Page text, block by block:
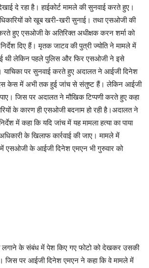
दे रहा है। हाईकोर्ट मामले की सुनवाई करते हुए।
को खूब खरी-खरी सुनाई। तथा एसओजी की
हुए एसओजी के अतिरिक्त अधीक्षक करन शर्मा को
दिए हैं। मृतक जाटव की पुत्री ज्योति ने मामले में
थी लेकिन पहले पुलिस और फिर एसओजी ने इसे
याचिका पर सुनवाई करते हुए अदालत ने आईजी दिनेश
केस में अभी तक हुई जांच से संतुष्ट हैं। लेकिन आईजी
जिस पर अदालत ने मौखिक टिप्पणी करते हुए कहा
के कारण ही एसओजी बदनाम हो रही है।अदालत ने
में कहा कि यदि जांच में यह मामला हत्या का पाया
के खिलाफ कार्रवाई की जाए। मामले में
एसओजी के आईजी दिनेश एमएन भी गुरुवार को
के संबंध में पेश किए गए फोटो को देखकर उसकी
जिस पर आईजी दिनेश एमएन ने कहा कि वे मामले में